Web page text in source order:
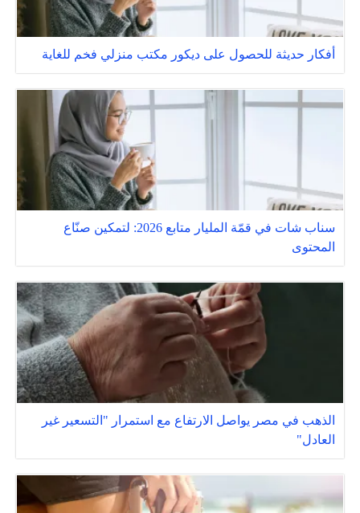
أفكار حديثة للحصول على ديكور مكتب منزلي فخم للغاية
سناب شات في قمّة المليار متابع 2026: لتمكين صنّاع
المحتوى
الذهب في مصر يواصل الارتفاع مع استمرار "التسعير غير
العادل"